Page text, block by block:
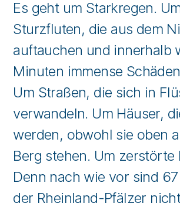
Es geht um Starkregen.
Sturzfluten, die aus dem
auftauchen und innerhalb
Minuten immense
Um Straßen, die sich in
verwandeln. Um Häuser,
werden, obwohl sie oben
Berg stehen. Um zerstörte
Denn nach wie vor sind
der Rheinland-Pfälzer